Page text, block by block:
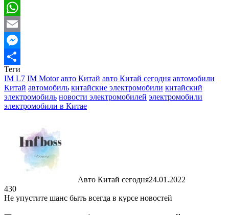
Viber
WhatsApp
Email
Messenger
Отправить
Теги
IM L7 IM Motor авто Китай авто Китай сегодня автомобили
Китай автомобиль китайские электромобили китайский
электромобиль новости электромобилей электромобили
электромобили в Китае
Авто Китай сегодня24.01.2022
430
Не упустите шанс быть всегда в курсе новостей